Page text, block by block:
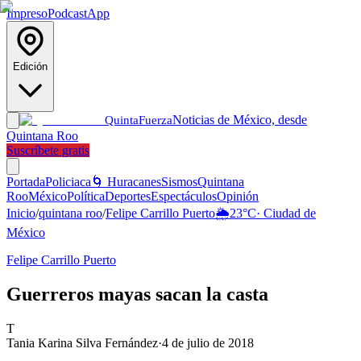
ImpresoPodcastApp
Edición
QuintaFuerzaNoticias de México, desde
Quintana Roo
Suscríbete gratis
PortadaPoliciaca 🌀 HuracanesSismosQuintana
RooMéxicoPolíticaDeportesEspectáculosOpinión
Inicio/quintana roo/Felipe Carrillo Puerto🌦️23°C· Ciudad de
México
Felipe Carrillo Puerto
Guerreros mayas sacan la casta
T
Tania Karina Silva Fernández·4 de julio de 2018